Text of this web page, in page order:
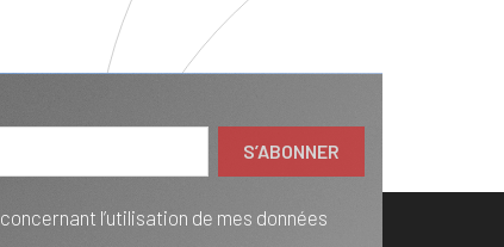
concernant l’utilisation de mes données